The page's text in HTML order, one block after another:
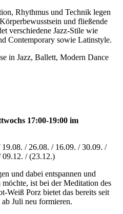
Rhythmus und Technik legen
und fließende
verschiedene Jazz-Stile wie
Contemporary sowie Latinstyle.
in Jazz, Ballett, Modern Dance
17:00-19:00 im
/ 26.08. / 16.09. / 30.09. /
09.12. / (23.12.)
und dabei entspannen und
ist bei der Meditation des
Weiß Porz bietet das bereits seit
Juli neu formieren.